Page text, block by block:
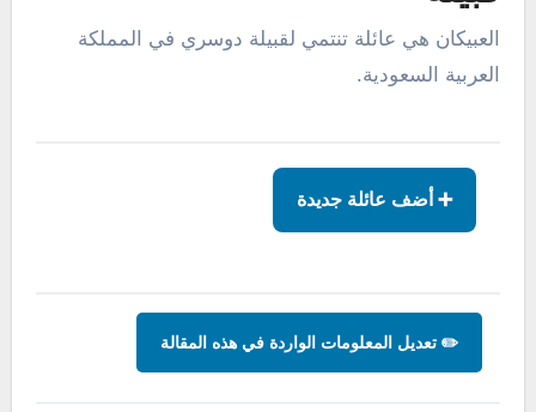
العبيكان هي عائلة تنتمي لقبيلة دوسري في المملكة
العربية السعودية.
➕ أضف عائلة جديدة
✏️ تعديل المعلومات الواردة في هذه المقالة